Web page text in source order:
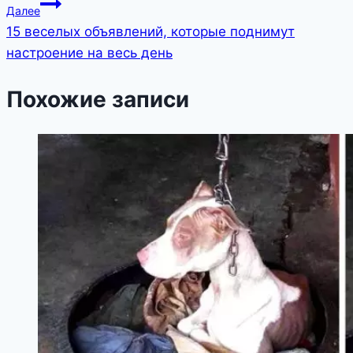
записям
Далее
15 веселых объявлений, которые поднимут
настроение на весь день
Похожие записи